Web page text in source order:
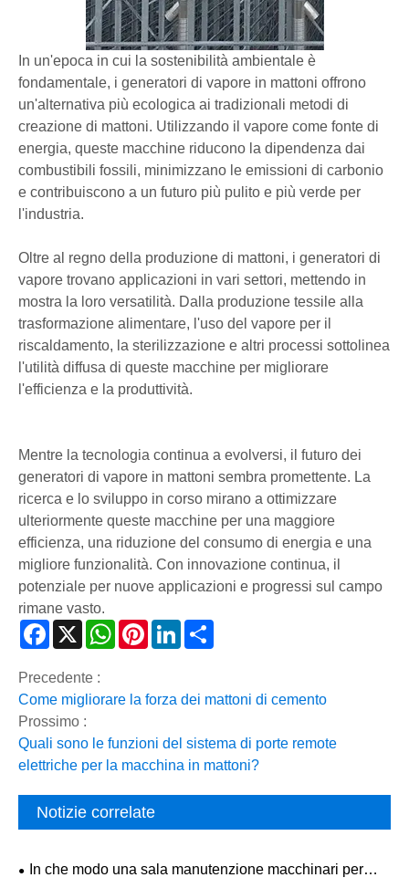
In un'epoca in cui la sostenibilità ambientale è
fondamentale, i generatori di vapore in mattoni offrono
un'alternativa più ecologica ai tradizionali metodi di
creazione di mattoni. Utilizzando il vapore come fonte di
energia, queste macchine riducono la dipendenza dai
combustibili fossili, minimizzano le emissioni di carbonio
e contribuiscono a un futuro più pulito e più verde per
l'industria.
Oltre al regno della produzione di mattoni, i generatori di
vapore trovano applicazioni in vari settori, mettendo in
mostra la loro versatilità. Dalla produzione tessile alla
trasformazione alimentare, l'uso del vapore per il
riscaldamento, la sterilizzazione e altri processi sottolinea
l'utilità diffusa di queste macchine per migliorare
l'efficienza e la produttività.
Mentre la tecnologia continua a evolversi, il futuro dei
generatori di vapore in mattoni sembra promettente. La
ricerca e lo sviluppo in corso mirano a ottimizzare
ulteriormente queste macchine per una maggiore
efficienza, una riduzione del consumo di energia e una
migliore funzionalità. Con innovazione continua, il
potenziale per nuove applicazioni e progressi sul campo
rimane vasto.
Facebook
X WhatsAppPinterestLinkedIn
Precedente :
Come migliorare la forza dei mattoni di cemento
Prossimo :
Quali sono le funzioni del sistema di porte remote
elettriche per la macchina in mattoni?
Notizie correlate
In che modo una sala manutenzione macchinari per